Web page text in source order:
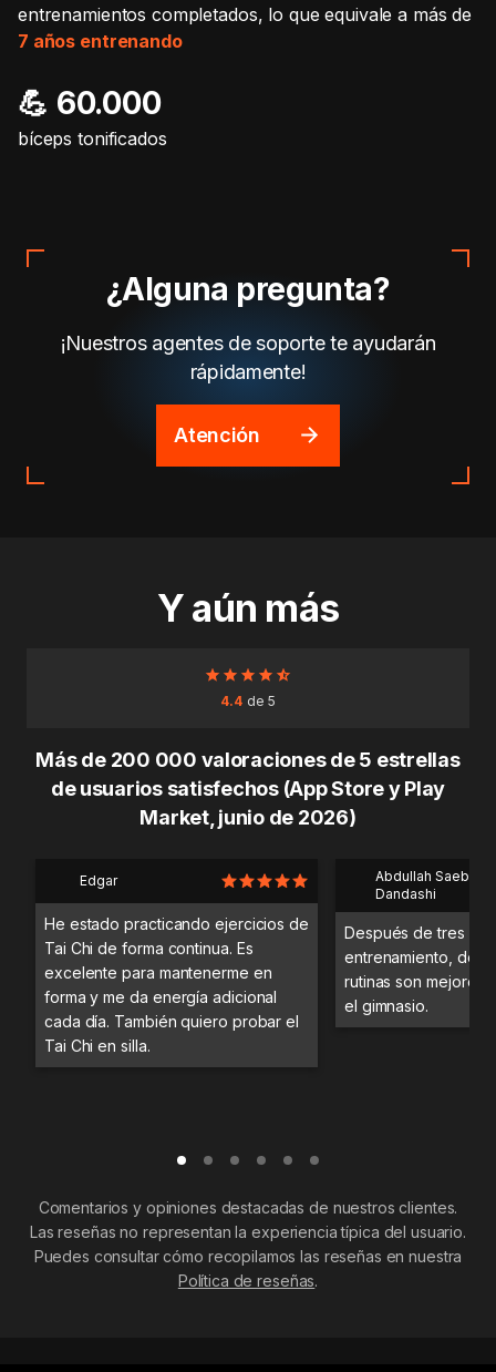
entrenamientos completados, lo que equivale a más de
7 años entrenando
💪 60.000
bíceps tonificados
¿Alguna pregunta?
¡Nuestros agentes de soporte te ayudarán
rápidamente!
Atención
Y aún más
4.4 de 5
Más de 200 000 valoraciones de 5 estrellas
de usuarios satisfechos (App Store y Play
Market, junio de 2026)
Edgar
He estado practicando ejercicios de
Tai Chi de forma continua. Es
excelente para mantenerme en
forma y me da energía adicional
cada día. También quiero probar el
Tai Chi en silla.
Abdullah Saeb Al
Dandashi
Después de tres
entrenamiento,
rutinas son mejores
el gimnasio.
Comentarios y opiniones destacadas de nuestros clientes.
Las reseñas no representan la experiencia típica del usuario.
Puedes consultar cómo recopilamos las reseñas en nuestra
Política de reseñas.